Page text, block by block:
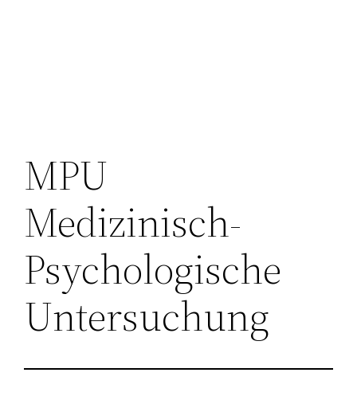
MPU
Medizinisch-
Psychologische
Untersuchung